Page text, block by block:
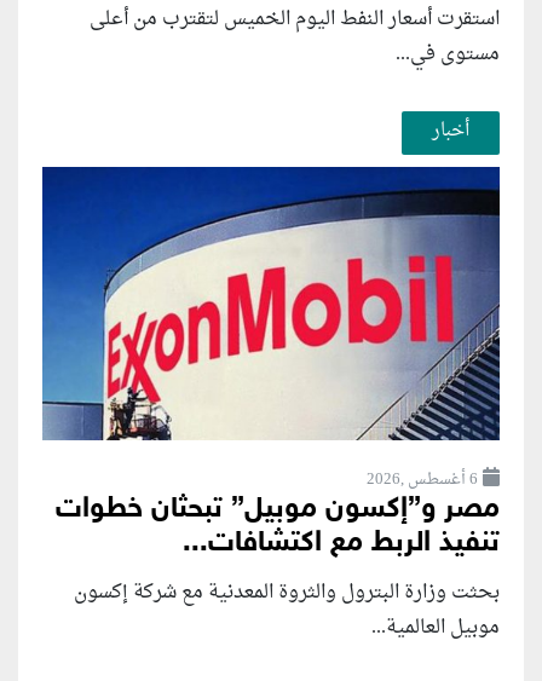
استقرت أسعار النفط اليوم الخميس لتقترب من أعلى
مستوى في...
أخبار
6 أغسطس ,2026
مصر و”إكسون موبيل” تبحثان خطوات
تنفيذ الربط مع اكتشافات...
بحثت وزارة البترول والثروة المعدنية مع شركة إكسون
موبيل العالمية...